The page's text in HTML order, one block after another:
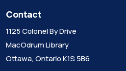
Contact
1125 Colonel By Drive
MacOdrum Library
Ottawa, Ontario K1S 5B6